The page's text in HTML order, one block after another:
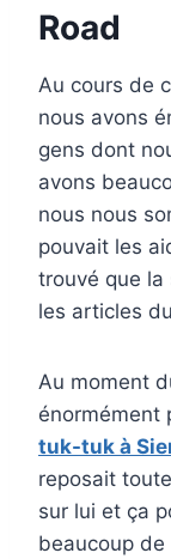
Road
Au cours de
nous avons
gens dont
avons
nous nous
pouvait les
trouvé que la
les articles
Au moment
énormément
tuk-tuk à
reposait
sur lui et ça
beaucoup